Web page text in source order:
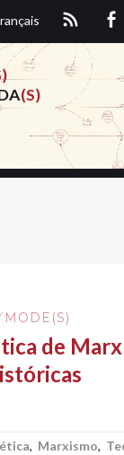
(S)
MODE(S)
de
, Marxismo,